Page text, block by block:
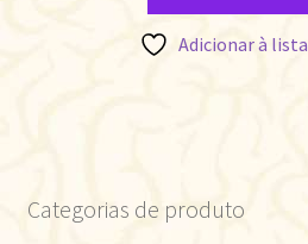
Adicionar à
Categorias de produto